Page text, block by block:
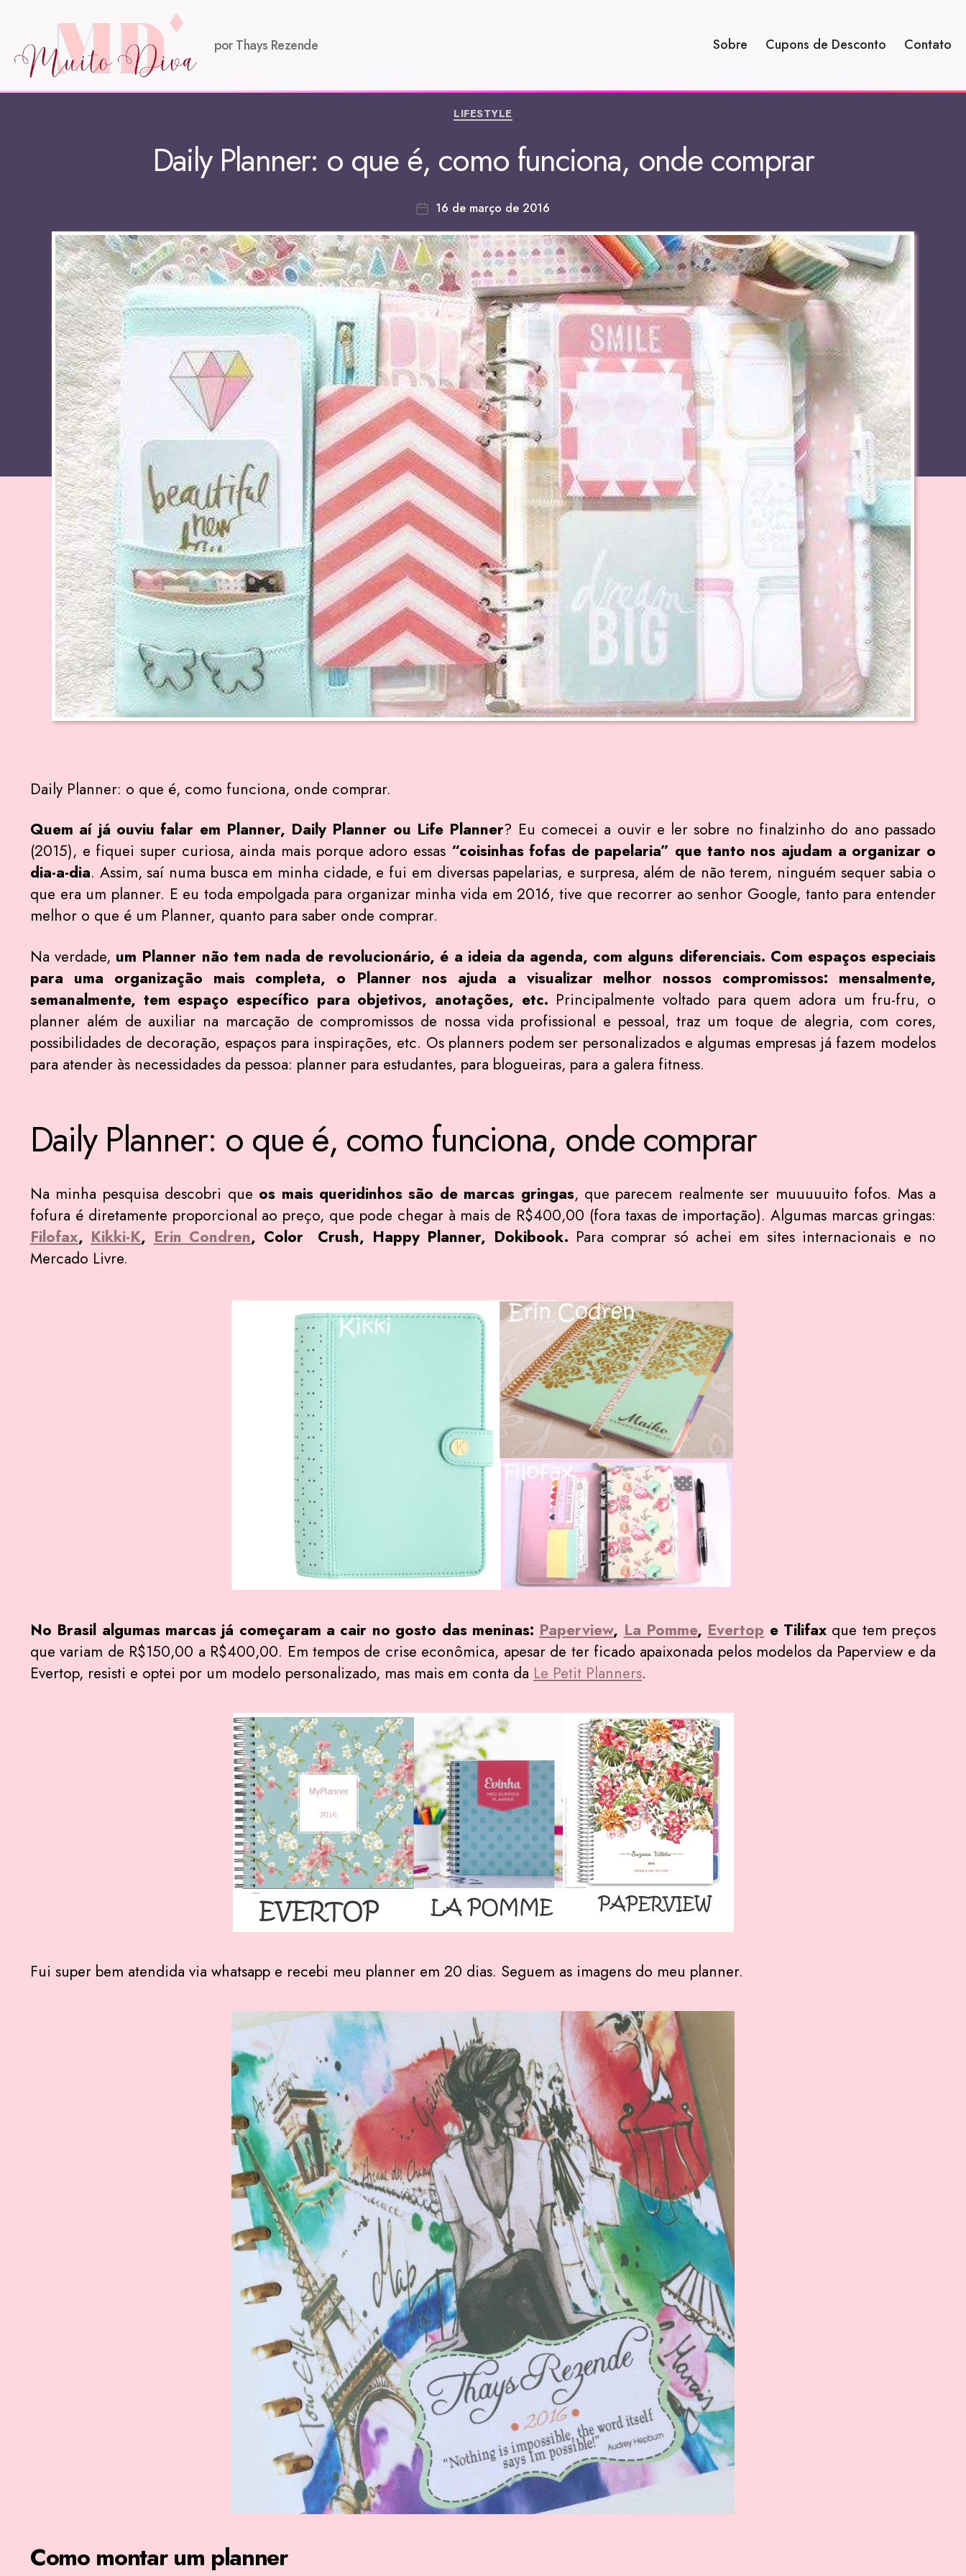
por Thays Rezende Sobre Cupons de Desconto Contato
LIFESTYLE
Daily Planner: o que é, como funciona, onde comprar
16 de março de 2016
Daily Planner: o que é, como funciona, onde comprar.
Quem aí já ouviu falar em Planner, Daily Planner ou Life Planner? Eu comecei a ouvir e ler sobre no finalzinho do ano passado
(2015), e fiquei super curiosa, ainda mais porque adoro essas “coisinhas fofas de papelaria” que tanto nos ajudam a organizar o
dia-a-dia. Assim, saí numa busca em minha cidade, e fui em diversas papelarias, e surpresa, além de não terem, ninguém sequer sabia o
que era um planner. E eu toda empolgada para organizar minha vida em 2016, tive que recorrer ao senhor Google, tanto para entender
melhor o que é um Planner, quanto para saber onde comprar.
Na verdade, um Planner não tem nada de revolucionário, é a ideia da agenda, com alguns diferenciais. Com espaços especiais
para uma organização mais completa, o Planner nos ajuda a visualizar melhor nossos compromissos: mensalmente,
semanalmente, tem espaço específico para objetivos, anotações, etc. Principalmente voltado para quem adora um fru-fru, o
planner além de auxiliar na marcação de compromissos de nossa vida profissional e pessoal, traz um toque de alegria, com cores,
possibilidades de decoração, espaços para inspirações, etc. Os planners podem ser personalizados e algumas empresas já fazem modelos
para atender às necessidades da pessoa: planner para estudantes, para blogueiras, para a galera fitness.
Daily Planner: o que é, como funciona, onde comprar
Na minha pesquisa descobri que os mais queridinhos são de marcas gringas, que parecem realmente ser muuuuuito fofos. Mas a
fofura é diretamente proporcional ao preço, que pode chegar à mais de R$400,00 (fora taxas de importação). Algumas marcas gringas:
Filofax, Kikki-K, Erin Condren, Color Crush, Happy Planner, Dokibook. Para comprar só achei em sites internacionais e no
Mercado Livre.
No Brasil algumas marcas já começaram a cair no gosto das meninas: Paperview, La Pomme, Evertop e Tilifaxque tem preços
que variam de R$150,00 a R$400,00. Em tempos de crise econômica, apesar de ter ficado apaixonada pelos modelos da Paperview e da
Evertop, resisti e optei por um modelo personalizado, mas mais em conta da Le Petit Planners.
Fui super bem atendida via whatsapp e recebi meu planner em 20 dias. Seguem as imagens do meu planner.
Como montar um planner